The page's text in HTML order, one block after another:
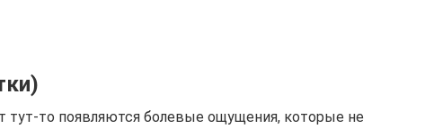
тут-то появляются болевые ощущения, которые не